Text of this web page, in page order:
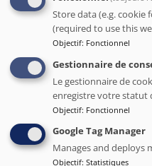
Ce fut une très agréable
séduits par cet
style mélangeant les
modernes et élégants. La
calme et bénéficiant d'une
servi dans la cour
l'ancienne", avec des
faits sur commande. La
Store data (e.g. cookie
(required to use this
Objectif: Fonctionnel
Gestionnaire de
Le gestionnaire de
enregistre votre statut
Objectif: Fonctionnel
Google Tag Manager
Manages and deploys
Objectif: Statistiques